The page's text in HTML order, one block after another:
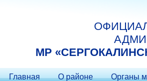
МP
Главная О районе Органы